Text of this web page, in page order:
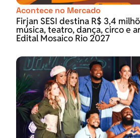
Acontece no Mercado
Firjan SESI destina R$ 3,4
música, teatro, dança, circo e
Edital Mosaico Rio 2027